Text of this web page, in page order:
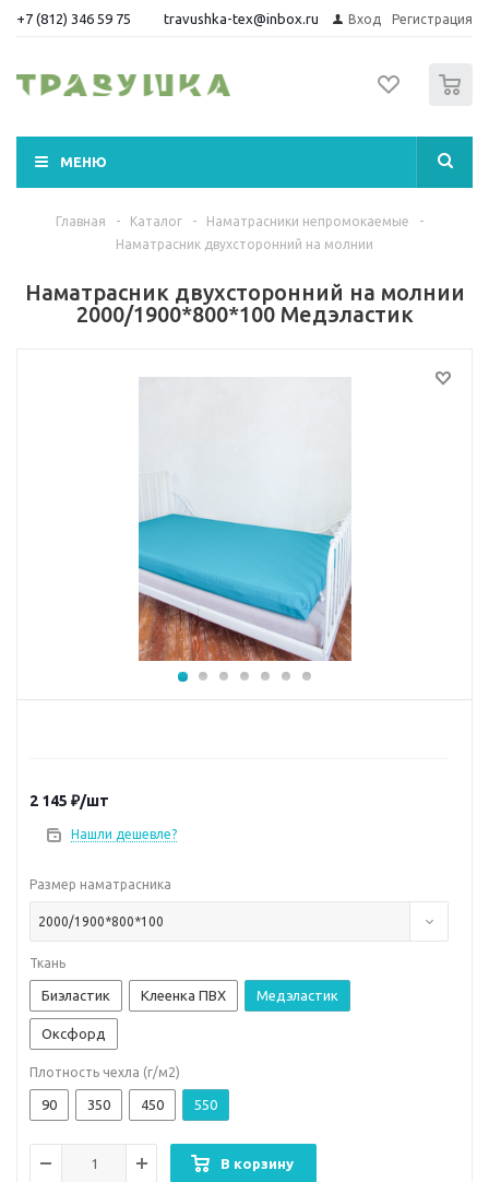
+7 (812) 346 59 75 travushka-tex@inbox.ru Вход Регистрация
МЕНЮ
Главная - Каталог - Наматрасники непромокаемые
-
Наматрасник двухсторонний на молнии
Наматрасник двухсторонний на молнии
2000/1900*800*100 Медэластик
2 145 ₽/шт
Нашли дешевле?
Размер наматрасника
2000/1900*800*100
Ткань
Биэластик Клеенка ПВХ Медэластик
Оксфорд
Плотность чехла (г/м2)
90 350 450 550
В корзину